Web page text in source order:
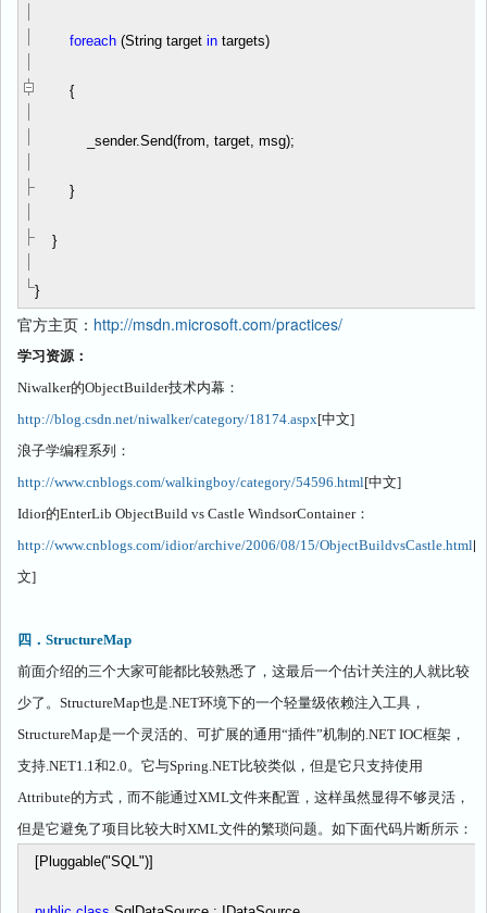
foreach (String target in targets)
{
_sender.Send(from, target, msg);
}
}
}
官方主页： http://msdn.microsoft.com/practices/
学习资源：
Niwalker的ObjectBuilder技术内幕：
http://blog.csdn.net/niwalker/category/18174.aspx[中文]
浪子学编程系列：
http://www.cnblogs.com/walkingboy/category/54596.html[中文]
Idior的EnterLib ObjectBuild vs Castle WindsorContainer：
http://www.cnblogs.com/idior/archive/2006/08/15/ObjectBuildvsCastle.html[
文]
四． StructureMap
前面介绍的三个大家可能都比较熟悉了，这最后一个估计关注的人就比较
少了。 StructureMap也是.NET环境下的一个轻量级依赖注入工具，
StructureMap是一个灵活的、可扩展的通用“插件”机制的.NET IOC框架，
支持.NET1.1和2.0。它与Spring.NET比较类似，但是它只支持使用
Attribute的方式，而不能通过XML文件来配置，这样虽然显得不够灵活，
但是它避免了项目比较大时XML文件的繁琐问题。如下面代码片断所示：
[Pluggable("SQL")]